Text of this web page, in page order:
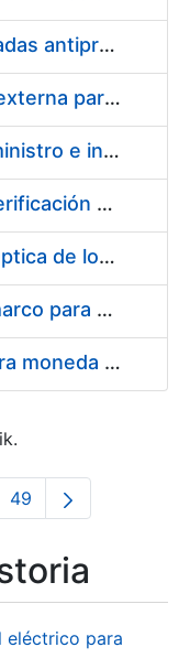
Suministro de gafas graduadas antiproyecciones para los trabajadores de la FNMT-RCM en los centros de trabajo de Madrid y Burgos
Servicios de una empresa externa para el asesoramiento y resolución de los recursos de alzada que se presentan relacionados con procesos de selección para la FNMT-RCM
Acuerdo marco para el suministro e instalación de persianas, estores y otros complementos
Servicio de Calibración y Verificación Externa de los Equipos de Medición del Servicio de Prevención de la FNMT-RCM
Conexión mediante Fibra Óptica de los Centros de Proceso de Datos (CPDs) de las sedes de la FNMT-RCM de Burgos y Madrid
Contratación de acuerdo marco para el Suministro de Material de Electricidad para la Fábrica Nacional de Moneda y Timbre-Real Casa de la Moneda en su centro de trabajo de Burgos
Suministro de estuches para moneda de 30 €
Pages Use
Orrialdea
49
eléctrico para